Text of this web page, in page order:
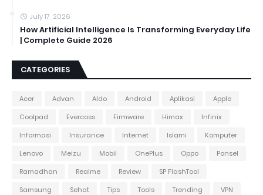
July 17, 2026
How Artificial Intelligence Is Transforming Everyday Life
| Complete Guide 2026
CATEGORIES
Acer Advan Aldo Android Aplikasi
Apple
Coolpad
Evercoss Firmware Himax
Infinix
Informasi
Insurance Internet Islami
Komputer
Lenovo
Meizu Mobil OnePlus Oppo
Ponsel
Ramadhan
Realme Review
SP FlashTool
Samsung
Sehat Tips Tools Trending
VPN